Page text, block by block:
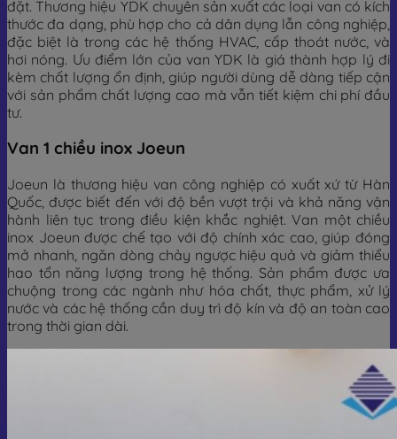
đặt. Thương hiệu YDK chuyên sản xuất các loại van có kích
thước đa dạng, phù hợp cho cả dân dụng lẫn công nghiệp,
đặc biệt là trong các hệ thống HVAC, cấp thoát nước, và
hơi nóng. Ưu điểm lớn của van YDK là giá thành hợp lý đi
kèm chất lượng ổn định, giúp người dùng dễ dàng tiếp cận
với sản phẩm chất lượng cao mà vẫn tiết kiệm chi phí đầu
tư.
Van 1 chiều inox Joeun
Joeun là thương hiệu van công nghiệp có xuất xứ từ Hàn
Quốc, được biết đến với độ bền vượt trội và khả năng vận
hành liên tục trong điều kiện khắc nghiệt. Van một chiều
inox Joeun được chế tạo với độ chính xác cao, giúp đóng
mở nhanh, ngăn dòng chảy ngược hiệu quả và giảm thiểu
hao tổn năng lượng trong hệ thống. Sản phẩm được ưa
chuộng trong các ngành như hóa chất, thực phẩm, xử lý
nước và các hệ thống cần duy trì độ kín và độ an toàn cao
trong thời gian dài.